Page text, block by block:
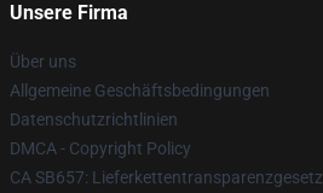
Unsere Firma
Über uns
Allgemeine Geschäftsbedingungen
Datenschutzrichtlinien
DMCA - Copyright Policy
CA SB657: Lieferkettentransparenzgesetz